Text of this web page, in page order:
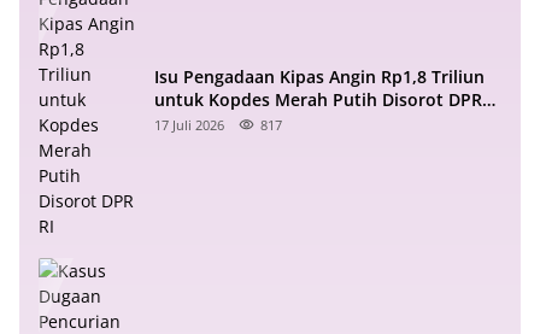
Isu Pengadaan Kipas Angin Rp1,8 Triliun
untuk Kopdes Merah Putih Disorot DPR
RI
17 Juli 2026 817